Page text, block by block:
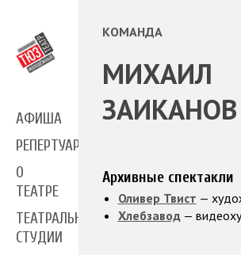
АФИША
РЕПЕРТУАР
О
ТЕАТРЕ
ТЕАТРАЛЬНЫЕ
СТУДИИ
КОМАНДА
МИХАИЛ
ЗАИКАНОВ
Архивные спектакли
Оливер Твист —
Хлебзавод—